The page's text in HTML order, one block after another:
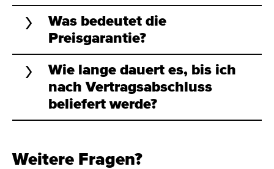
Was bedeutet die
Preisgarantie?
Wie lange dauert es, bis ich
nach Vertragsabschluss
beliefert werde?
Weitere Fragen?